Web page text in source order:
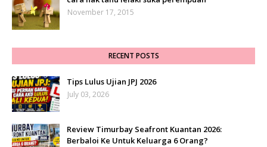
November 17, 2015
RECENT POSTS
Tips Lulus Ujian JPJ 2026
July 03, 2026
Review Timurbay Seafront Kuantan 2026:
Berbaloi Ke Untuk Keluarga 6 Orang?